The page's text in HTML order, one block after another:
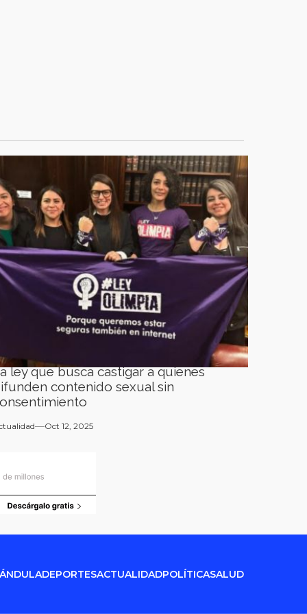
ley que busca castigar a quienes
contenido sexual sin
Oct 12, 2025
DEPORTESACTUALIDADPOLÍTICASALUD